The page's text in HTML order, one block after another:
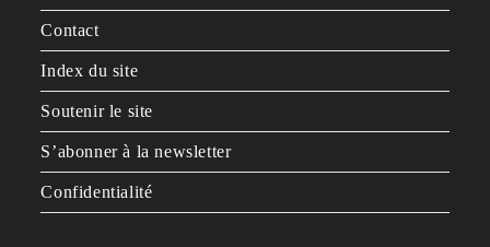
Contact
Index du site
Soutenir le site
S’abonner à la newsletter
Confidentialité